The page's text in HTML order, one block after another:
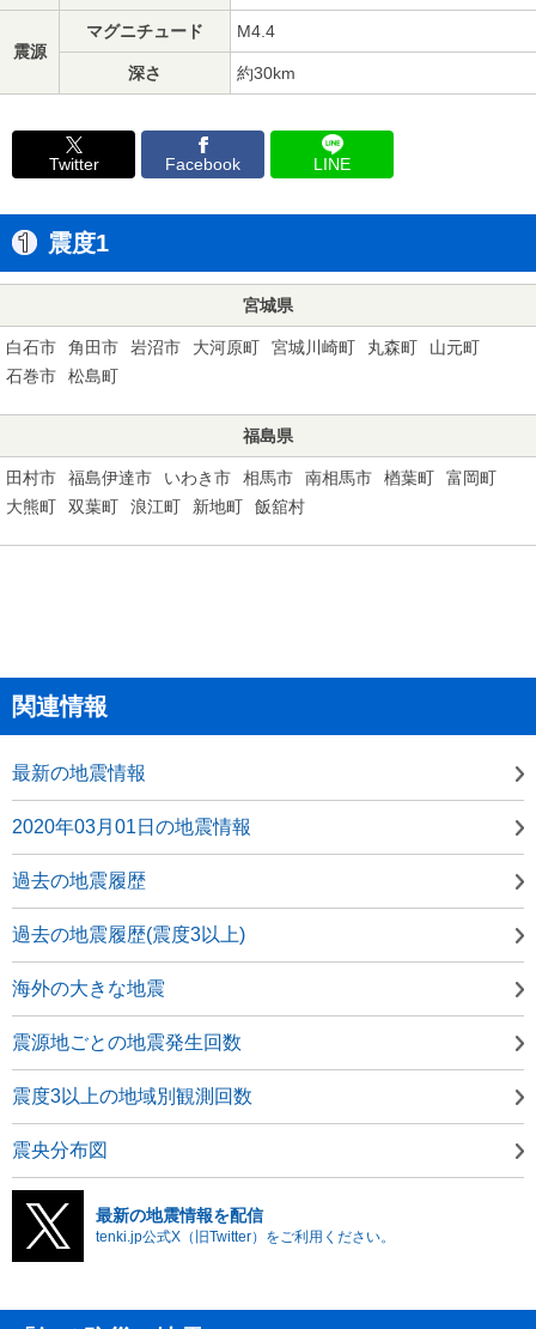
震源
マグニチュード M4.4
深さ 約30km
Twitter Facebook LINE
震度1
宮城県
白石市 角田市 岩沼市 大河原町 宮城川崎町 丸森町
山元町
石巻市
松島町
福島県
田村市 福島伊達市 いわき市 相馬市 南相馬市 楢葉町
富岡町
大熊町
双葉町 浪江町 新地町 飯舘村
関連情報
最新の地震情報
2020年03月01日の地震情報
過去の地震履歴
過去の地震履歴(震度3以上)
海外の大きな地震
震源地ごとの地震発生回数
震度3以上の地域別観測回数
震央分布図
最新の地震情報を配信
tenki.jp公式X（旧Twitter）をご利用ください。